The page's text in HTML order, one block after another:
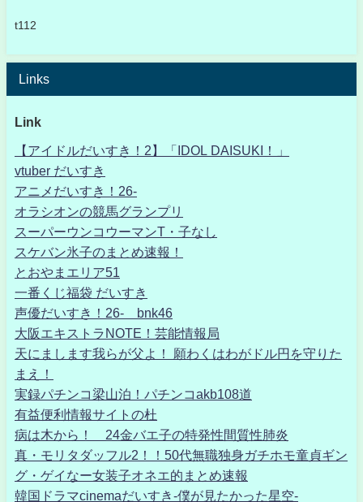
t112
Links
Link
【アイドルだいすき！2】「IDOL DAISUKI！」
vtuber だいすき
アニメだいすき！26-
オラシオンの競馬グランプリ
スーパーウンコウーマンT・子なし
スケバン氷子のまとめ速報！
とおやまエリア51
一番くじ福袋 だいすき
声優だいすき！26- bnk46
大阪エキストラNOTE！芸能情報局
天にまします我らが父よ！ 願わくはわがドル円を守りた
まえ！
実録パチンコ梁山泊！パチンコakb108道
有益便利情報サイトの杜
病は木から！ 24金バエ子の特発性間質性肺炎
真・モリタダッフル2！！50代無職独身ガチホモ童貞ギン
グ・ゲイなー女装子オネエ的まとめ速報
韓国ドラマcinemaだいすき-僕が見たかった星空-